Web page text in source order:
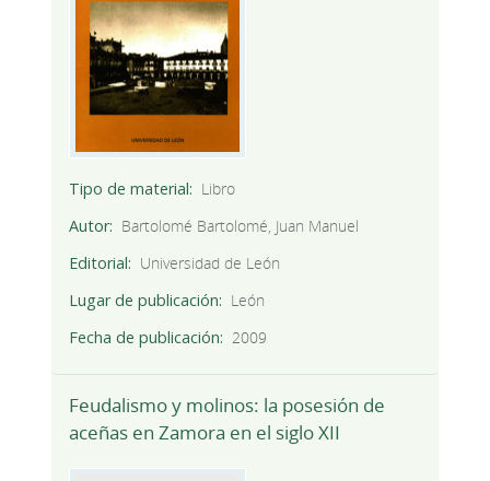
Tipo de material
Libro
Autor
Bartolomé Bartolomé, Juan Manuel
Editorial
Universidad de León
Lugar de publicación
León
Fecha de publicación
2009
Feudalismo y molinos: la posesión de
aceñas en Zamora en el siglo XII